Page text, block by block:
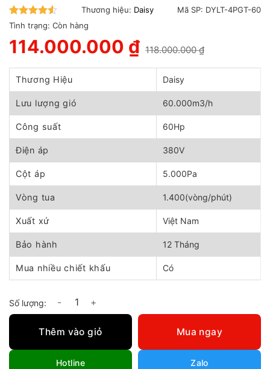
4.5trên 5
Thương hiệu: Daisy Mã SP: DYLT-4PGT-60
Tình trạng: Còn hàng
118.000.000₫
gốc
là:
118.000.000 ₫.
114.000.000 ₫
hiện
tại
114.000.000 ₫.
Thương Hiệu Daisy
Lưu lượng gió 60.000m3/h
Công suất 60Hp
Điện áp 380V
Cột áp 5.000Pa
Vòng tua 1.400(vòng/phút)
Xuất xứ Việt Nam
Bảo hành 12 Tháng
Mua nhiều chiết khấu Có
Quạt hút ly tâm gián tiếp 60Hp số lượng
Thêm vào giỏ Mua ngay
Hotline Zalo